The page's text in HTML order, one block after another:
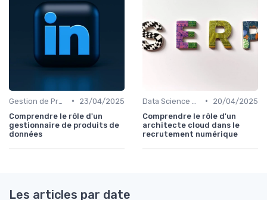
•
23/04/2025
Comprendre le rôle d'un
gestionnaire de produits de
données
•
20/04/2025
Comprendre le rôle d'un
architecte cloud dans le
recrutement numérique
Les articles par date